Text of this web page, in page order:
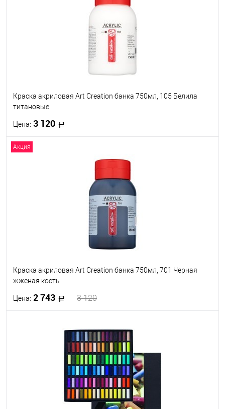
Краска акриловая Art Creation банка 750мл, 105 Белила
титановые
Цена: 3 120
Акция
Краска акриловая Art Creation банка 750мл, 701 Черная
жженая кость
Цена: 2 743 3 120
Под заказ